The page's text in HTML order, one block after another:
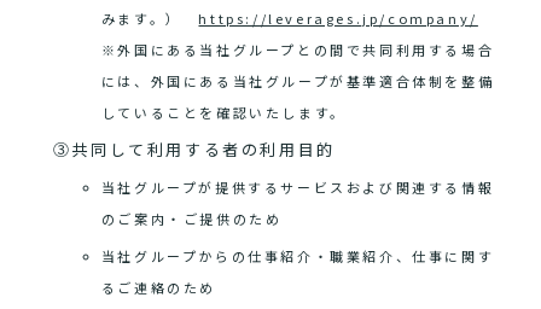
みます。） https://leverages.jp/company/
※外国にある当社グループとの間で共同利用する場合
には、外国にある当社グループが基準適合体制を整備
していることを確認いたします。
③共同して利用する者の利用目的
当社グループが提供するサービスおよび関連する情報
のご案内・ご提供のため
当社グループからの仕事紹介・職業紹介、仕事に関す
るご連絡のため